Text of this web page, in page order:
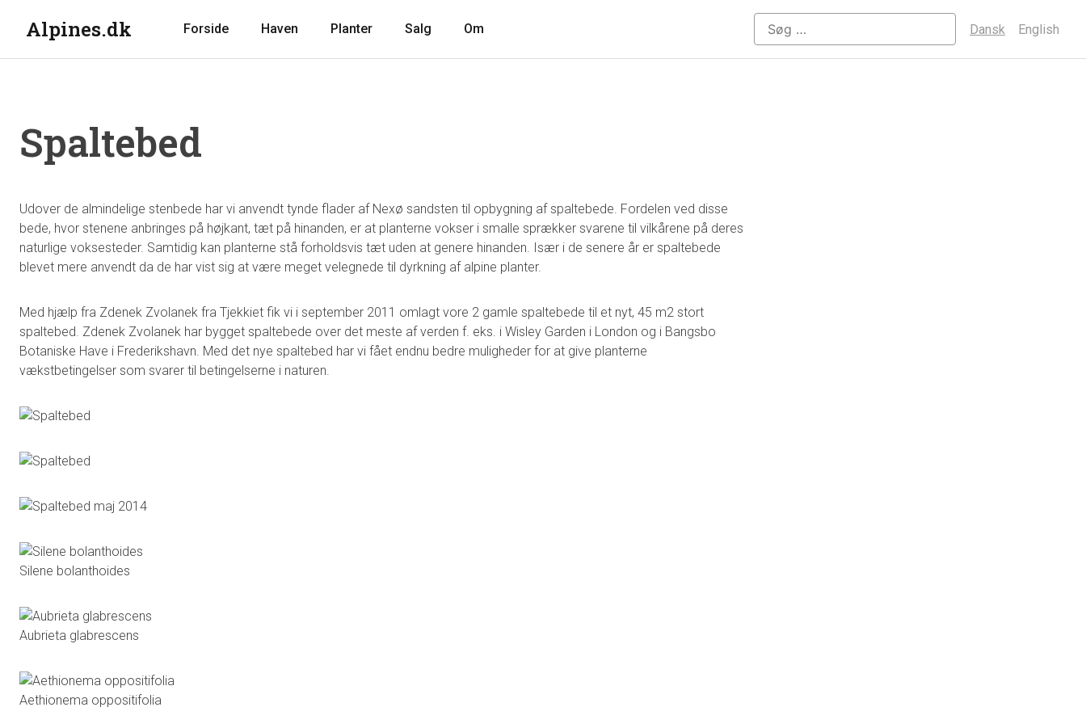
Alpines.dk Forside Haven Planter Salg Om
Søg
efter:
Dansk English
Spaltebed
Udover de almindelige stenbede har vi anvendt tynde flader af Nexø sandsten til opbygning af spaltebede. Fordelen ved disse
bede, hvor stenene anbringes på højkant, tæt på hinanden, er at planterne vokser i smalle sprækker svarene til vilkårene på deres
naturlige voksesteder. Samtidig kan planterne stå forholdsvis tæt uden at genere hinanden. Især i de senere år er spaltebede
blevet mere anvendt da de har vist sig at være meget velegnede til dyrkning af alpine planter.
Med hjælp fra Zdenek Zvolanek fra Tjekkiet fik vi i september 2011 omlagt vore 2 gamle spaltebede til et nyt, 45 m2 stort
spaltebed. Zdenek Zvolanek har bygget spaltebede over det meste af verden f. eks. i Wisley Garden i London og i Bangsbo
Botaniske Have i Frederikshavn. Med det nye spaltebed har vi fået endnu bedre muligheder for at give planterne
vækstbetingelser som svarer til betingelserne i naturen.
Silene bolanthoides
Aubrieta glabrescens
Aethionema oppositifolia